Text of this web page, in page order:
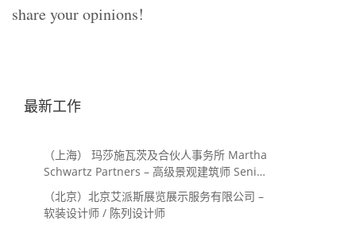
share your opinions!
最新工作
（上海） 玛莎施瓦茨及合伙人事务所 Martha
Schwartz Partners – 高级景观建筑师 Senior
Landscape Designer / 景观建筑师
Landscape Designer
（北京）北京艾派斯展览展示服务有限公司 –
软装设计师 / 陈列设计师